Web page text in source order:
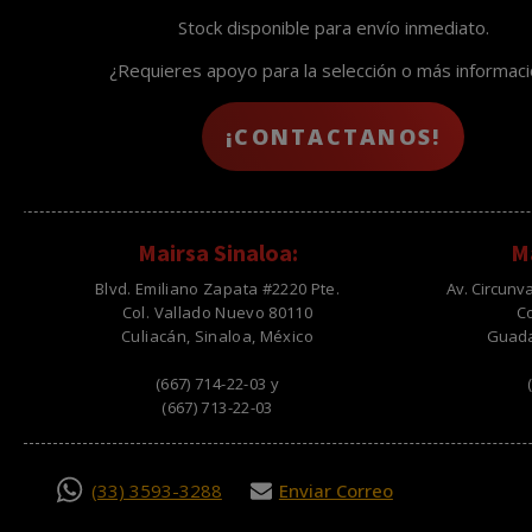
Stock disponible para envío inmediato.
¿Requieres apoyo para la selección o más
¡CONTACTANOS!
Mairsa Sinaloa:
Blvd. Emiliano Zapata #2220 Pte.
Col. Vallado Nuevo 80110
Culiacán, Sinaloa, México
(667) 714-22-03 y
(667) 713-22-03
Av.
(33) 3593-3288 Enviar Correo